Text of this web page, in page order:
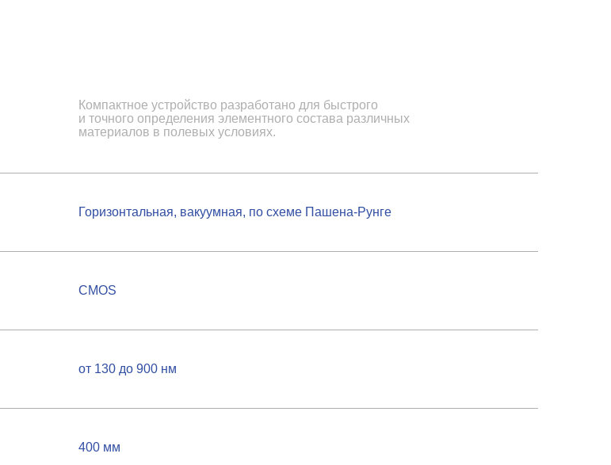
Компактное устройство разработано для быстрого
и точного определения элементного состава различных
материалов в полевых условиях.
Горизонтальная, вакуумная, по схеме Пашена-Рунге
CMOS
400 мм
от 130 до 900 нм